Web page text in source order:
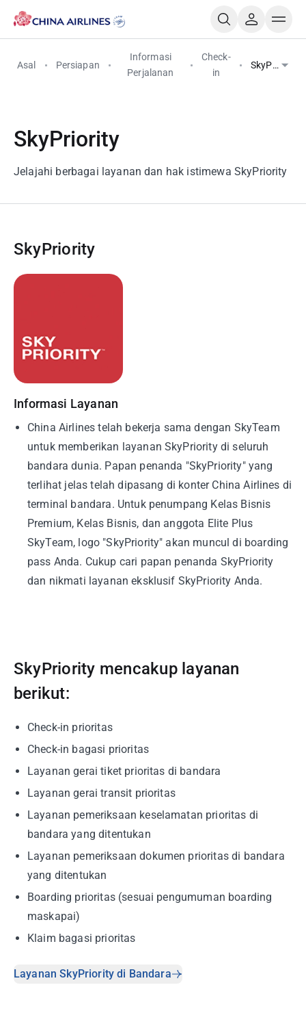
Asal Persiapan
Informasi
Perjalanan
Check-
in
SkyPriority
SkyPriority
Jelajahi berbagai layanan dan hak istimewa SkyPriority
SkyPriority
Informasi Layanan
China Airlines telah bekerja sama dengan SkyTeam
untuk memberikan layanan SkyPriority di seluruh
bandara dunia. Papan penanda "SkyPriority" yang
terlihat jelas telah dipasang di konter China Airlines di
terminal bandara. Untuk penumpang Kelas Bisnis
Premium, Kelas Bisnis, dan anggota Elite Plus
SkyTeam, logo "SkyPriority" akan muncul di boarding
pass Anda. Cukup cari papan penanda SkyPriority
dan nikmati layanan eksklusif SkyPriority Anda.
SkyPriority mencakup layanan
berikut:
Check-in prioritas
Check-in bagasi prioritas
Layanan gerai tiket prioritas di bandara
Layanan gerai transit prioritas
Layanan pemeriksaan keselamatan prioritas di
bandara yang ditentukan
Layanan pemeriksaan dokumen prioritas di bandara
yang ditentukan
Boarding prioritas (sesuai pengumuman boarding
maskapai)
Klaim bagasi prioritas
Layanan SkyPriority di Bandara